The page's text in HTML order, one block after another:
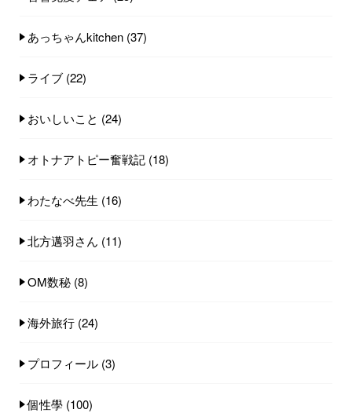
あっちゃんkitchen (37)
ライブ (22)
おいしいこと (24)
オトナアトピー奮戦記 (18)
わたなべ先生 (16)
北方邁羽さん (11)
OM数秘 (8)
海外旅行 (24)
プロフィール (3)
個性學 (100)